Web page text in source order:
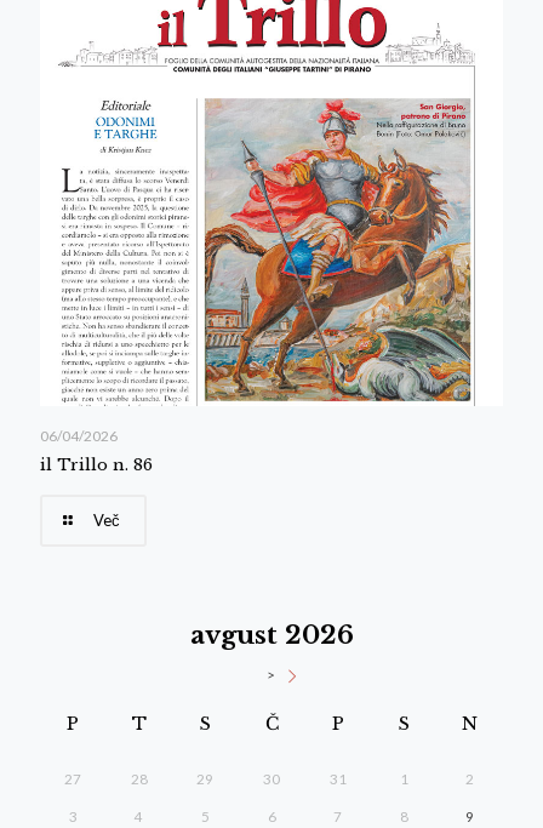
06/04/2026
il Trillo n. 86
Več
avgust 2026
>
P T S Č P S N
27 28 29 30 31 1 2
3 4 5 6 7 8 9